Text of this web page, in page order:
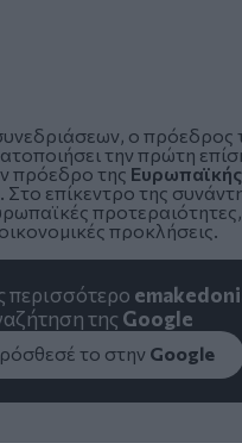
ο πρόεδρος
την πρώτη
πρόεδρο της
επίκεντρο της
προκλήσεις.
περισσότερο
της Google
το στην Google